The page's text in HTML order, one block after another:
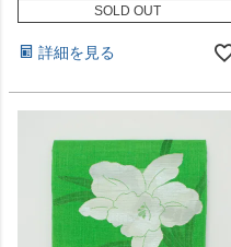
SOLD OUT
詳細を見る